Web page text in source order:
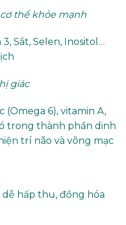
thể khỏe mạnh
Sắt, Selen, Inositol…
giác
(Omega 6), vitamin A,
trong thành phần dinh
trí não và võng mạc
hấp thu, đồng hóa